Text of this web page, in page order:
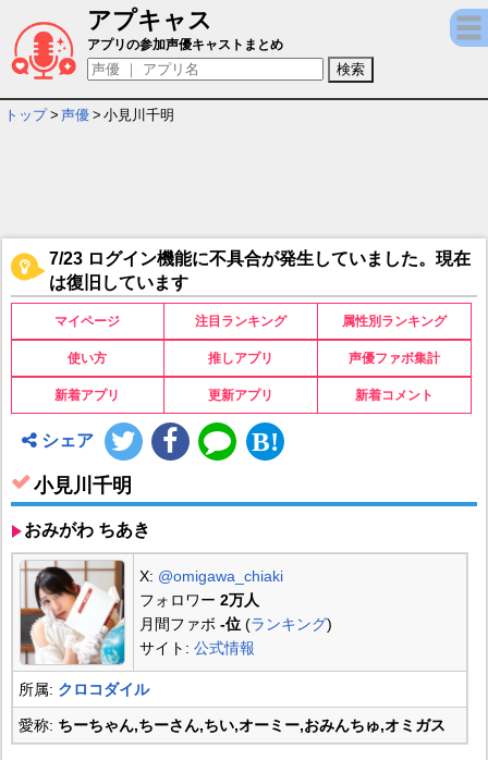
アプキャス
小見川千明 - 担当ゲームキャラ一覧情報
アプリの参加声優キャストまとめ
トップ > 声優 > 小見川千明
7/23 ログイン機能に不具合が発生していました。現在
は復旧しています
マイページ 注目ランキング 属性別ランキング
使い方 推しアプリ 声優ファボ集計
新着アプリ 更新アプリ 新着コメント
シェア
小見川千明
おみがわ ちあき
X: @omigawa_chiaki
フォロワー 2万人
月間ファボ -位(ランキング)
サイト: 公式情報
所属: クロコダイル
愛称: ちーちゃん,ちーさん,ちい,オーミー,おみんちゅ,オミガス